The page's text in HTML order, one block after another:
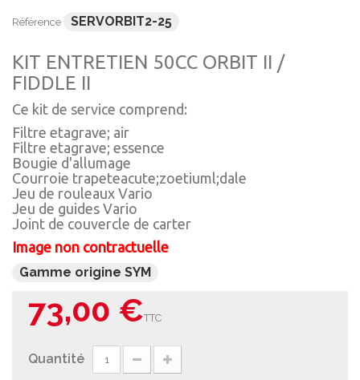
Référence SERVORBIT2-25
KIT ENTRETIEN 50CC ORBIT II /
FIDDLE II
Ce kit de service comprend:
Filtre etagrave; air
Filtre etagrave; essence
Bougie d'allumage
Courroie trapeteacute;zoetiuml;dale
Jeu de rouleaux Vario
Jeu de guides Vario
Joint de couvercle de carter
Image non contractuelle
Gamme origine SYM
73,00 €TTC
Quantité